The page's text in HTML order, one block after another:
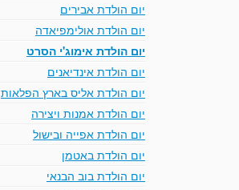
יום הולדת אבירים
יום הולדת אולימפיאדה
יום הולדת אימוג'י הסרט
יום הולדת אינדיאנים
יום הולדת אליס בארץ הפלאות
יום הולדת אמנות ויצירה
יום הולדת אפייה ובישול
יום הולדת באטמן
יום הולדת בוב הבנאי